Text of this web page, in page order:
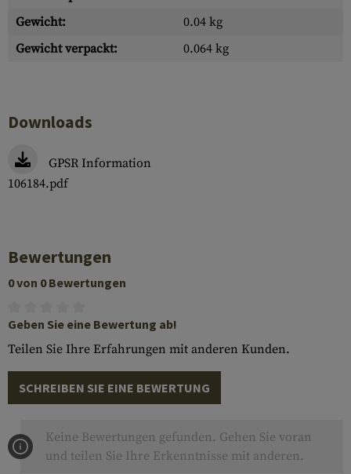
Gewicht:
0.04 kg
Gewicht verpackt:
0.064 kg
Downloads
GPSR Information
106184.pdf
Bewertungen
0 von 0 Bewertungen
Geben Sie eine Bewertung ab!
Teilen Sie Ihre Erfahrungen mit anderen Kunden.
SCHREIBEN SIE EINE BEWERTUNG
Keine Bewertungen gefunden. Gehen Sie voran
und teilen Sie Ihre Erkenntnisse mit anderen.